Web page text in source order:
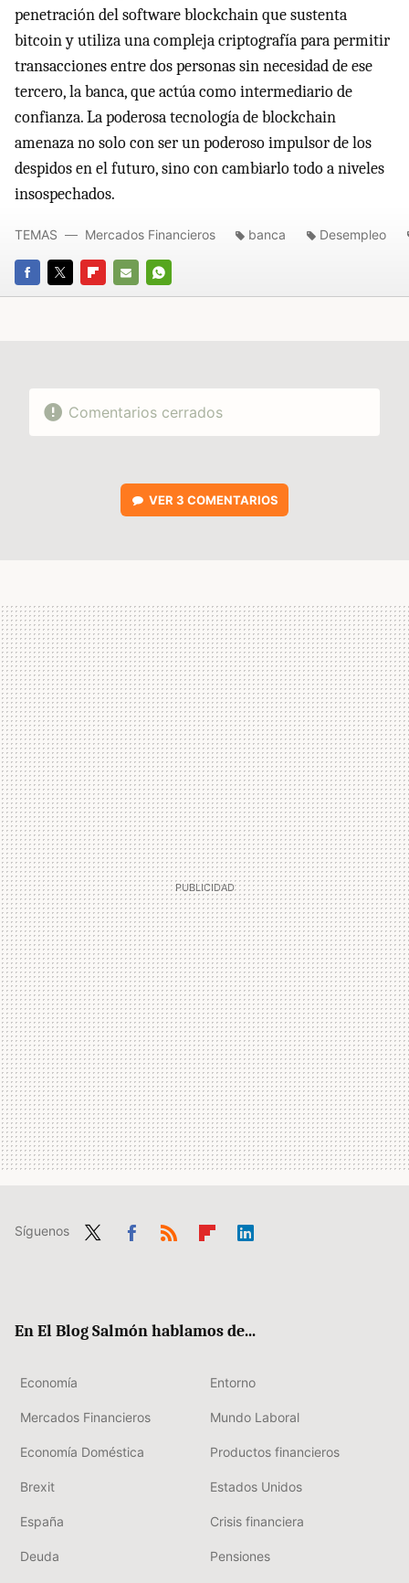
penetración del software blockchain que sustenta
bitcoin y utiliza una compleja criptografía para permitir
transacciones entre dos personas sin necesidad de ese
tercero, la banca, que actúa como intermediario de
confianza. La poderosa tecnología de blockchain
amenaza no solo con ser un poderoso impulsor de los
despidos en el futuro, sino con cambiarlo todo a niveles
insospechados.
FACEBOOK
TWITTERFLIPBOARD
E-
WHATSAPP
TEMAS Mercados Financieros banca Desempleo
Comentarios cerrados
VER 3 COMENTARIOS
Síguenos
En El Blog Salmón hablamos de...
Economía Entorno
Mercados Financieros Mundo Laboral
Economía Doméstica Productos financieros
Brexit Estados Unidos
España Crisis financiera
Deuda Pensiones